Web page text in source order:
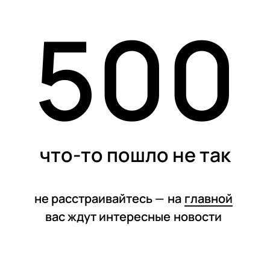
статьи
500
что-то пошло не так
не расстраивайтесь — на главной
вас ждут интересные новости